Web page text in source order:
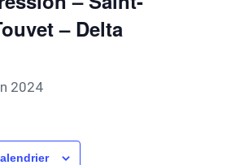
– Delta
2024